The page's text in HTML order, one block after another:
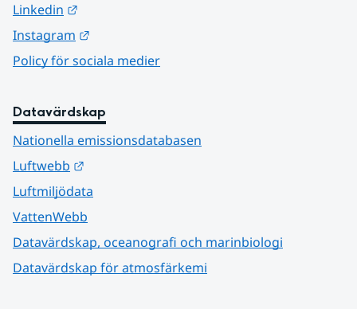
Linkedin
Instagram
Policy för sociala medier
Datavärdskap
Nationella emissionsdatabasen
Luftwebb
Luftmiljödata
VattenWebb
Datavärdskap, oceanografi och marinbiologi
Datavärdskap för atmosfärkemi